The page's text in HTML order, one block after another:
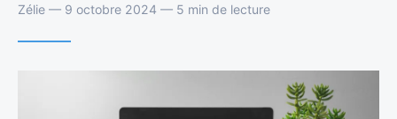
Zélie — 9 octobre 2024 — 5 min de lecture